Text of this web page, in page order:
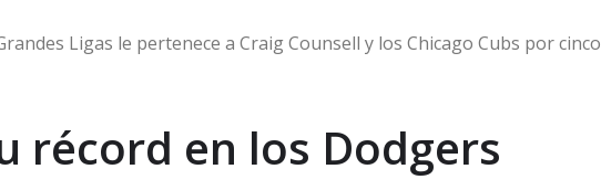
Ligas le pertenece a Craig Counsell y los Chicago Cubs por cinco
récord en los Dodgers